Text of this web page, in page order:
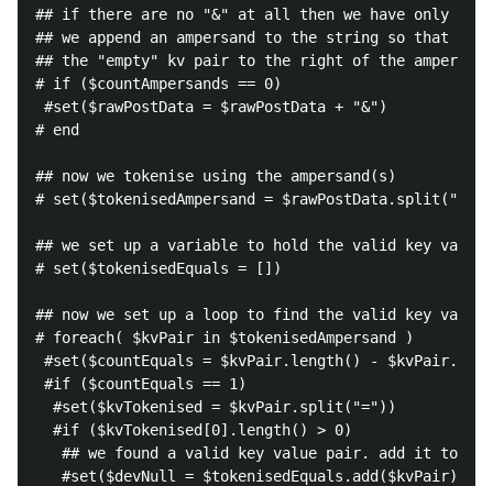
## if there are no "&" at all then we have only one
## we append an ampersand to the string so that
## the "empty" kv pair to the right of the
# if ($countAmpersands == 0)
#set($rawPostData = $rawPostData + "&")
# end
## now we tokenise using the ampersand(s)
# set($tokenisedAmpersand = $rawPostData.split("&"))
## we set up a variable to hold the valid key value
# set($tokenisedEquals = [])
## now we set up a loop to find the valid key
# foreach( $kvPair in $tokenisedAmpersand )
#set($countEquals = $kvPair.length() -
#if ($countEquals == 1)
  #set($kvTokenised = $kvPair.split("="))
  #if ($kvTokenised[0].length() > 0)
## we found a valid key value pair. add it to
   #set($devNull = $tokenisedEquals.add($kvPair))